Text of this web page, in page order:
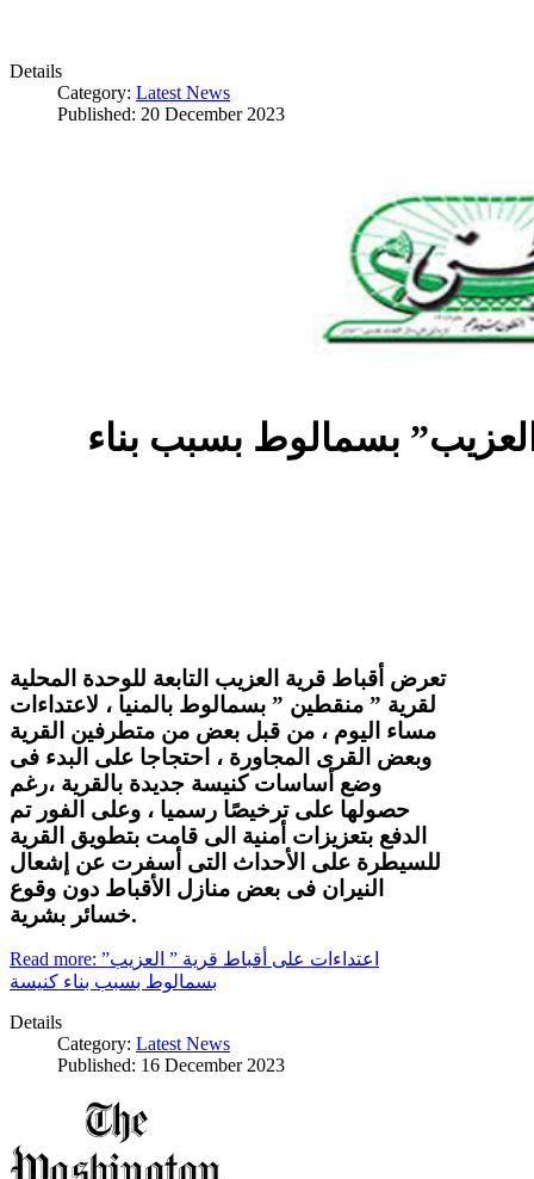
Details
Category: Latest News
Published: 20 December 2023
بسمالوط بسبب بناء
تعرض أقباط قرية العزيب التابعة للوحدة المحلية
لقرية ” منقطين ” بسمالوط بالمنيا ، لاعتداءات
مساء اليوم ، من قبل بعض من متطرفين القرية
وبعض القرى المجاورة ، احتجاجا على البدء فى
وضع أساسات كنيسة جديدة بالقرية ،رغم
حصولها على ترخيصًا رسميا ، وعلى الفور تم
الدفع بتعزيزات أمنية الى قامت بتطويق القرية
للسيطرة على الأحداث التى أسفرت عن إشعال
النيران فى بعض منازل الأقباط دون وقوع
خسائر بشرية.
Read more: اعتداءات على أقباط قرية ” العزيب”
بسمالوط بسبب بناء كنيسة
Details
Category: Latest News
Published: 16 December 2023